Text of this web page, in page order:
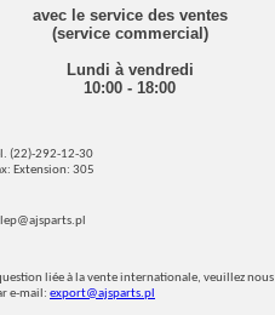
avec le service des ventes
(service commercial)
Lundi à vendredi
10:00 - 18:00
(22)-292-12-30
Extension: 305
liée à la vente internationale, veuillez nous
e-mail: export@ajsparts.pl